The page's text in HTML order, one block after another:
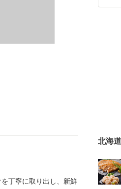
丁寧に取り出し、新鮮
北海